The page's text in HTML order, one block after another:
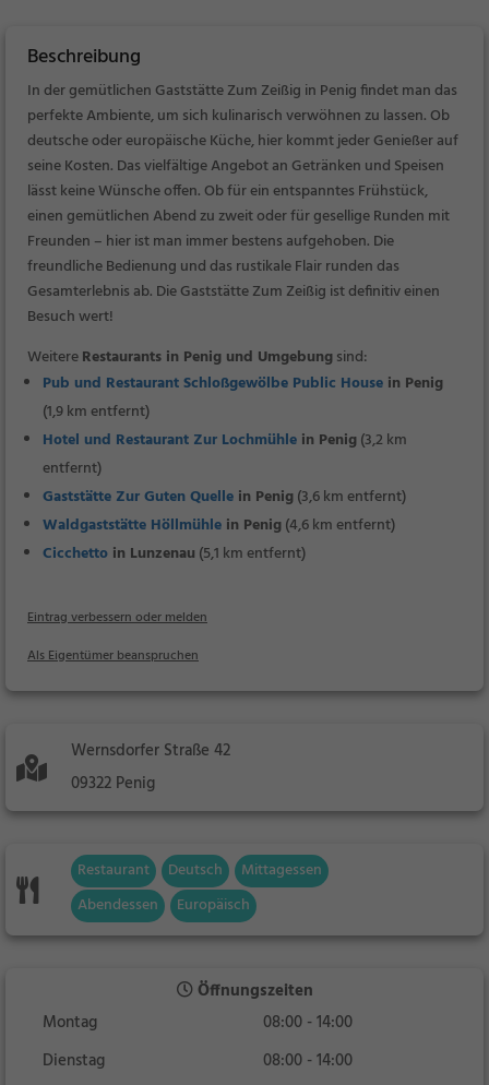
Beschreibung
In der gemütlichen Gaststätte Zum Zeißig in Penig findet man das
perfekte Ambiente, um sich kulinarisch verwöhnen zu lassen. Ob
deutsche oder europäische Küche, hier kommt jeder Genießer auf
seine Kosten. Das vielfältige Angebot an Getränken und Speisen
lässt keine Wünsche offen. Ob für ein entspanntes Frühstück,
einen gemütlichen Abend zu zweit oder für gesellige Runden mit
Freunden – hier ist man immer bestens aufgehoben. Die
freundliche Bedienung und das rustikale Flair runden das
Gesamterlebnis ab. Die Gaststätte Zum Zeißig ist definitiv einen
Besuch wert!
WeitereRestaurants in Penig und Umgebungsind:
Pub und Restaurant Schloßgewölbe Public House in Penig
(1,9 km entfernt)
Hotel und Restaurant Zur Lochmühle in Penig(3,2 km
entfernt)
Gaststätte Zur Guten Quelle in Penig(3,6 km entfernt)
Waldgaststätte Höllmühle in Penig(4,6 km entfernt)
Cicchetto in Lunzenau (5,1 km entfernt)
Eintrag verbessern oder melden
Als Eigentümer beanspruchen
Wernsdorfer Straße 42
09322 Penig
Restaurant Deutsch
Mittagessen
Abendessen
Europäisch
Öffnungszeiten
Montag
08:00 - 14:00
Dienstag
08:00 - 14:00